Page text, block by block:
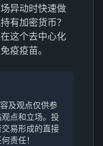
异动时快速做
有加密货币？
这个去中心化
疫疫苗。
及观点仅供参
点和立场。投
易形成的直接
责任！